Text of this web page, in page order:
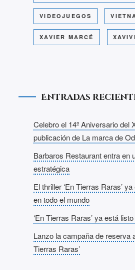
VIDEOJUEGOS
XAVIER MARCÉ
Entradas
Celebro el 14º Aniversario del
publicación de La marca de
Barbaros Restaurant entra en
estratégica
El thriller ‘En Tierras Raras’
en todo el mundo
‘En Tierras Raras’ ya está
Lanzo la campaña de reserva
Tierras Raras’